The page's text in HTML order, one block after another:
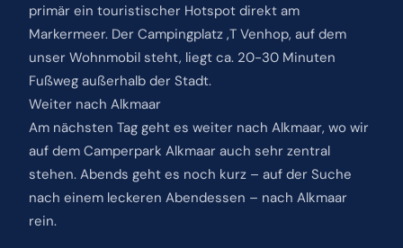
primär ein touristischer Hotspot direkt am
Markermeer. Der Campingplatz ‚T Venhop, auf dem
unser Wohnmobil steht, liegt ca. 20-30 Minuten
Fußweg außerhalb der Stadt.
Weiter nach Alkmaar
Am nächsten Tag geht es weiter nach Alkmaar, wo wir
auf dem Camperpark Alkmaar auch sehr zentral
stehen. Abends geht es noch kurz – auf der Suche
nach einem leckeren Abendessen – nach Alkmaar
rein.